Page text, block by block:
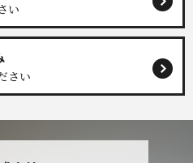
い
さい